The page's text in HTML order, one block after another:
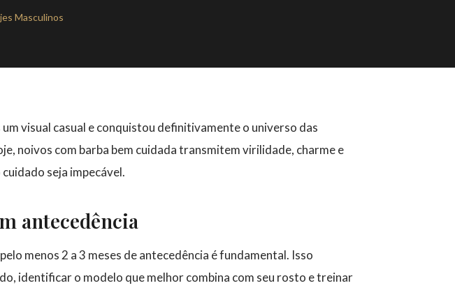
Masculinos
visual casual e conquistou definitivamente o universo das
noivos com barba bem cuidada transmitem virilidade, charme e
seja impecável.
antecedência
menos 2 a 3 meses de antecedência é fundamental. Isso
identificar o modelo que melhor combina com seu rosto e treinar